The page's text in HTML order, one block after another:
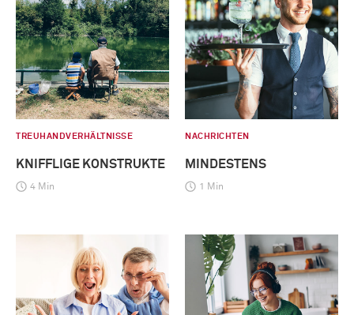
TREUHANDVERHÄLTNISSE
KNIFFLIGE KONSTRUKTE
4 Min
NACHRICHTEN
MINDESTENS
1 Min